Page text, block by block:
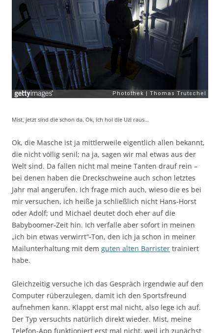
Mist, jetzt sind die schon da. Ok, ich hol die Uzi raus…
Ok, die Masche ist ja mittlerweile eigentlich allen bekannt,
die nicht völlig senil; na ja, sagen wir mal etwas aus der
Welt sind. Da fallen nicht mal meine Tanten drauf rein –
bei denen haben die Dreckschweine auch schon letztes
Jahr mal angerufen. Ich frage mich auch, wieso die es bei
mir versuchen, ich heiße ja schließlich nicht Hans-Horst
oder Adolf; und Michael deutet doch eher auf die
Babyboomer-Zeit hin. Ich verfalle aber sofort in meinen
„ich bin etwas verwirrt“-Ton, den ich ja schon in meiner
Mailunterhaltung mit dem guten alten Barrister trainiert
habe.
Gleichzeitig versuche ich das Gespräch irgendwie auf den
Computer rüberzulegen, damit ich den Sportsfreund
aufnehmen kann. Klappt erst mal nicht, also lege ich auf.
Der Typ versuchts natürlich direkt wieder. Mist, meine
Telefon-App funktioniert erst mal nicht, weil ich zunächst